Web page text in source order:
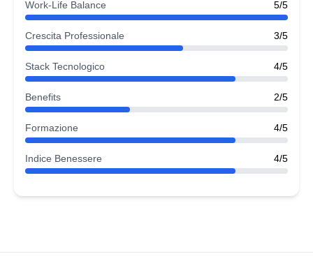
Work-Life Balance 5/5
Crescita Professionale 3/5
Stack Tecnologico 4/5
Benefits 2/5
Formazione 4/5
Indice Benessere 4/5